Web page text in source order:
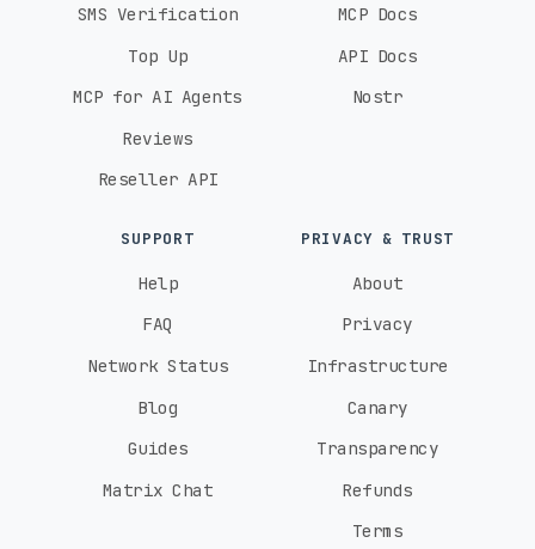
SMS Verification
Top Up
MCP for AI Agents
Reviews
Reseller API
MCP Docs
API Docs
Nostr
SUPPORT
Help
FAQ
Network Status
Blog
Guides
Matrix Chat
PRIVACY & TRUST
About
Privacy
Infrastructure
Canary
Transparency
Refunds
Terms